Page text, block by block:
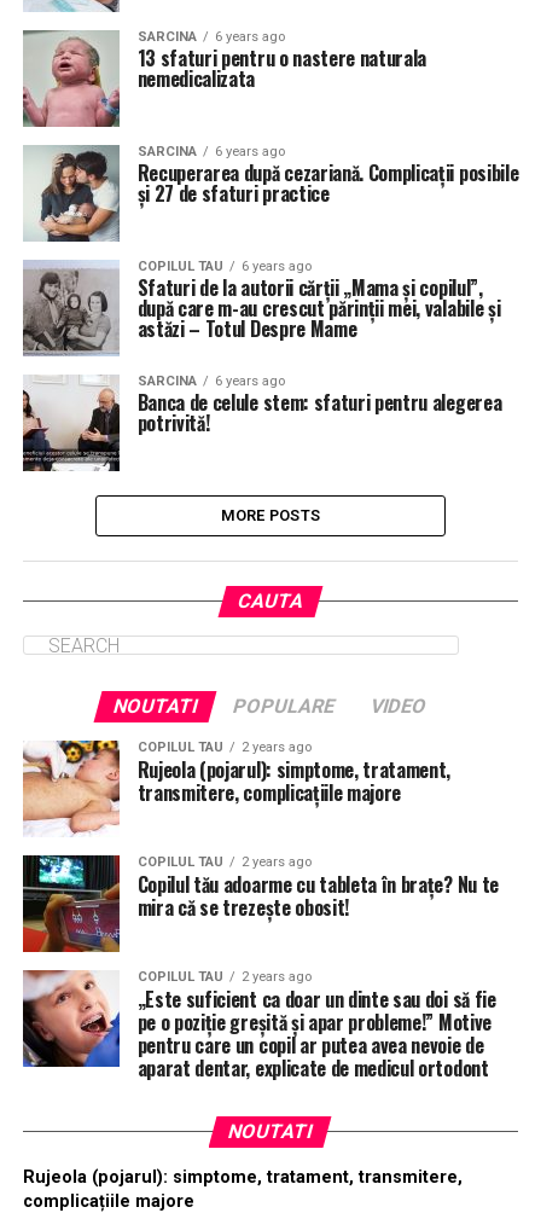
SARCINA 6 years ago
13 sfaturi pentru o nastere naturala
nemedicalizata
SARCINA 6 years ago
Recuperarea după cezariană. Complicații posibile
și 27 de sfaturi practice
COPILUL TAU 6 years ago
Sfaturi de la autorii cărții „Mama și copilul”,
după care m-au crescut părinții mei, valabile și
astăzi – Totul Despre Mame
SARCINA 6 years ago
Banca de celule stem: sfaturi pentru alegerea
potrivită!
MORE POSTS
CAUTA
NOUTATI POPULARE VIDEO
COPILUL TAU 2 years ago
Rujeola (pojarul): simptome, tratament,
transmitere, complicațiile majore
COPILUL TAU 2 years ago
Copilul tău adoarme cu tableta în brațe? Nu te
mira că se trezește obosit!
COPILUL TAU 2 years ago
„Este suficient ca doar un dinte sau doi să fie
pe o poziție greșită și apar probleme!” Motive
pentru care un copil ar putea avea nevoie de
aparat dentar, explicate de medicul ortodont
NOUTATI
Rujeola (pojarul): simptome, tratament, transmitere,
complicațiile majore